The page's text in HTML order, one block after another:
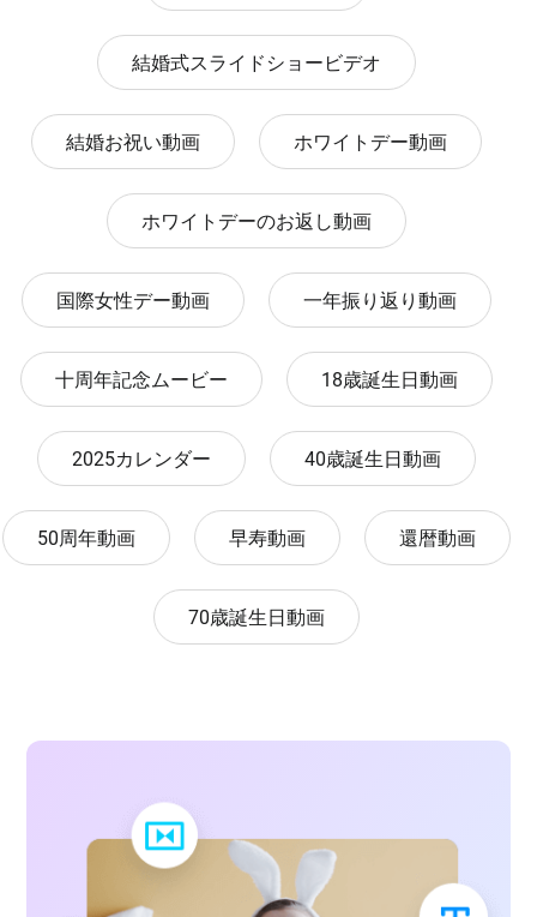
結婚式スライドショービデオ
結婚お祝い動画 ホワイトデー動画
ホワイトデーのお返し動画
国際女性デー動画 一年振り返り動画
十周年記念ムービー 18歳誕生日動画
2025カレンダー 40歳誕生日動画
50周年動画 早寿動画 還暦動画
70歳誕生日動画